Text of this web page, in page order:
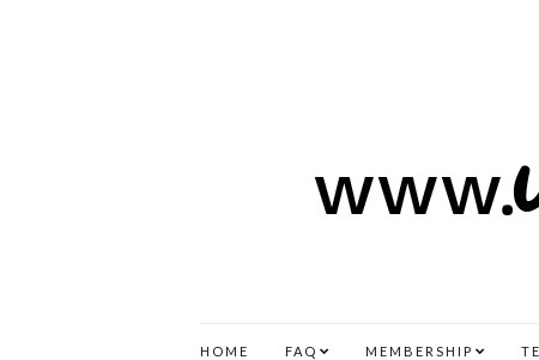
HOME FAQ MEMBERSHIP